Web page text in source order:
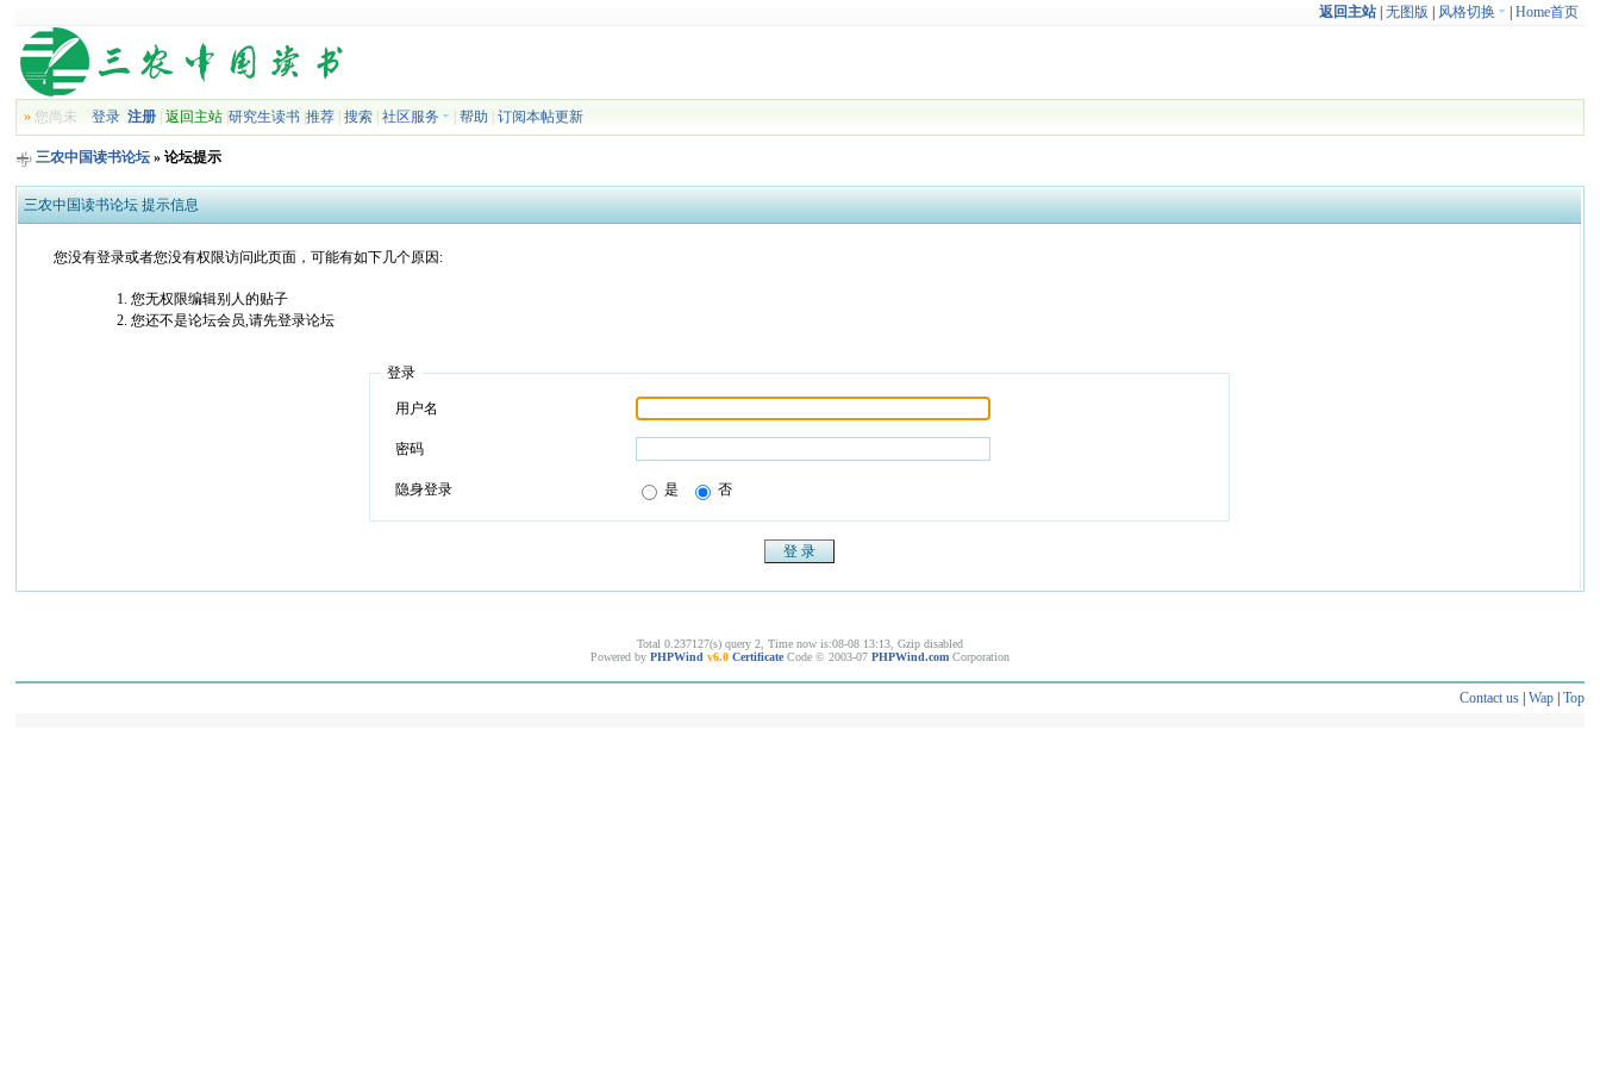
返回主站| 无图版 风格切换 Home首页
» 您尚未登录 注册 |返回主站 |研究生读书 |推荐 |搜索 |社区服务 |帮助 |订阅本帖更新
三农中国读书论坛 » 论坛提示
三农中国读书论坛 提示信息
您没有登录或者您没有权限访问此页面，可能有如下几个原因:
您无权限编辑别人的贴子
您还不是论坛会员,请先登录论坛
登录
用户名
密码
隐身登录 是 否
Total 0.237127(s) query 2, Time now is:08-08 13:13, Gzip disabled
Powered by PHPWind v6.0 Certificate Code © 2003-07 PHPWind.com Corporation
Contact us| Wap| Top